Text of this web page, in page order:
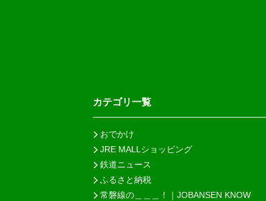
カテゴリ一覧
おでかけ
JRE MALLショッピング
鉄道ニュース
ふるさと納税
常磐線の＿＿＿！｜JOBANSEN KNOW